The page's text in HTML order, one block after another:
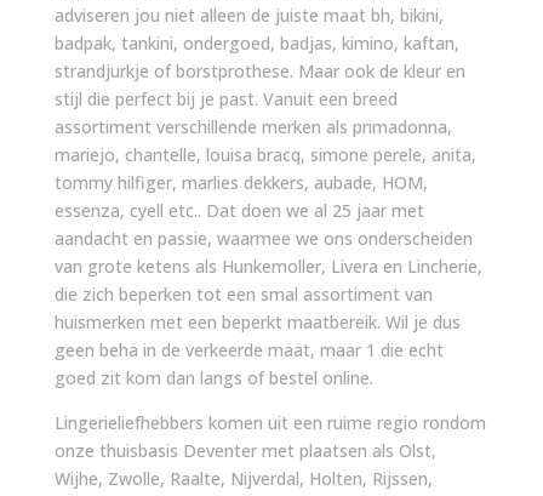
adviseren jou niet alleen de juiste maat bh, bikini,
badpak, tankini, ondergoed, badjas, kimino, kaftan,
strandjurkje of borstprothese. Maar ook de kleur en
stijl die perfect bij je past. Vanuit een breed
assortiment verschillende merken als primadonna,
mariejo, chantelle, louisa bracq, simone perele, anita,
tommy hilfiger, marlies dekkers, aubade, HOM,
essenza, cyell etc.. Dat doen we al 25 jaar met
aandacht en passie, waarmee we ons onderscheiden
van grote ketens als Hunkemoller, Livera en Lincherie,
die zich beperken tot een smal assortiment van
huismerken met een beperkt maatbereik. Wil je dus
geen beha in de verkeerde maat, maar 1 die echt
goed zit kom dan langs of bestel online.
Lingerieliefhebbers komen uit een ruime regio rondom
onze thuisbasis Deventer met plaatsen als Olst,
Wijhe, Zwolle, Raalte, Nijverdal, Holten, Rijssen,